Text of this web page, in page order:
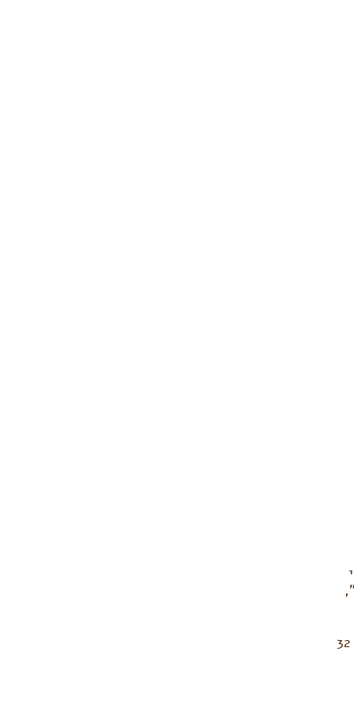
פעילויות לקטנטנים, ומתקן בנג’י- דרופ לקפיצה חופשית מגובה של 32